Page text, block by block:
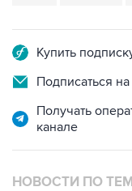
Купить
Подписаться
Получать
канале
НОВОСТИ ПО